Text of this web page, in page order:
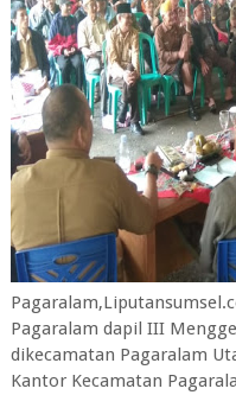
Pagaralam dapil III
dikecamatan Pagaralam
Kantor Kecamatan